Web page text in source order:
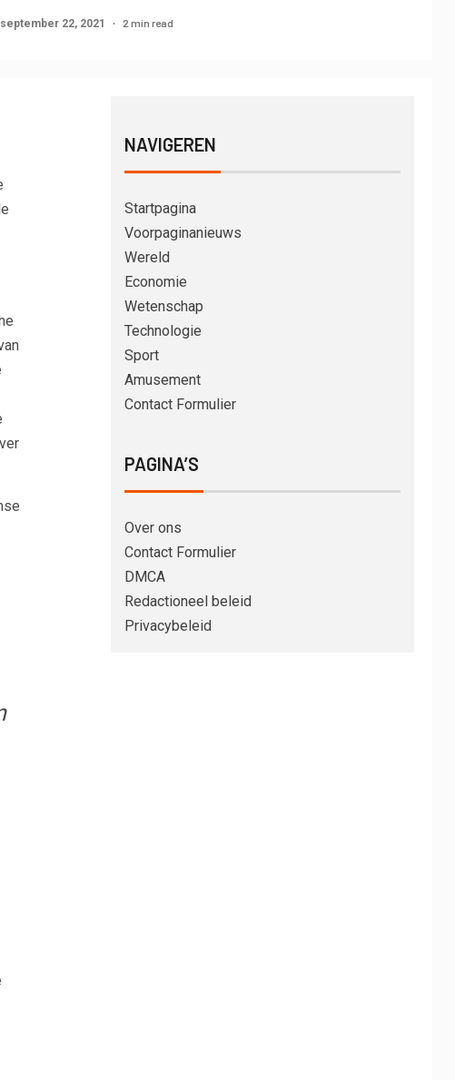
22, 2021 2 min read
NAVIGEREN
Startpagina
Voorpaginanieuws
Wereld
Economie
Wetenschap
Technologie
Sport
Amusement
Contact Formulier
PAGINA’S
Over ons
Contact Formulier
DMCA
Redactioneel beleid
Privacybeleid